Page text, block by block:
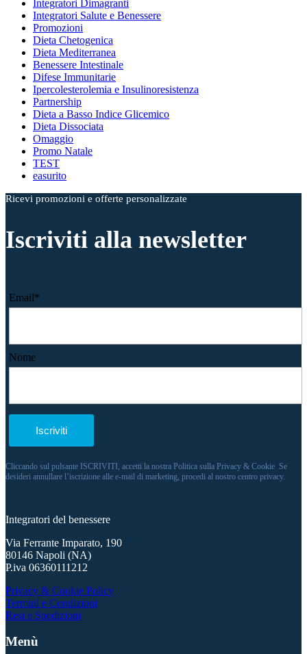
Integratori Dimagranti
Integratori Salute e Benessere
Promozioni
Dieta Chetogenica
Dieta Mediterranea
Benessere Intestinale
Difese Immunitarie
Ipercolesterolemia e Insulinoresistenza
Partnership
Dieta a Basso Indice Glicemico
Dieta Dissociata
Omaggio
Promo Natale
TEST
easurito
Ricevi promozioni e offerte personalizzate
Iscriviti alla newsletter
Email*
Nome
Cliccando sul pulsante ISCRIVITI, accetti la nostra Politica sulla Privacy & Cookie Se
desideri annullare l’iscrizione alle e-mail di marketing, procedi al nostro centro privacy.
Integratori del benessere
Via Ferrante Imparato, 190
80146 Napoli (NA)
P.iva 06360111212
Privacy & Cookie Policy
Termini e Condizioni
Resi e Spedizioni
Menù